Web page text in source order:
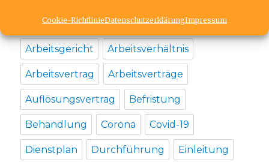
Cookie-RichtlinieDatenschutzerklärungImpressum
SCHLAGWÖRTER
Arbeitsgericht Arbeitsverhältnis
Arbeitsvertrag Arbeitsverträge
Auflösungsvertrag Befristung
Behandlung Corona Covid-19
Dienstplan Durchführung Einleitung